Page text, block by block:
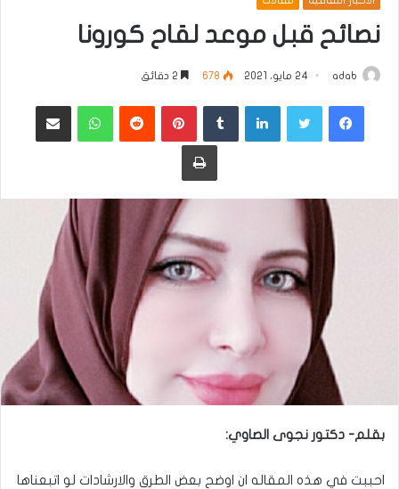
نصائح قبل موعد لقاح كورونا
adab 24 مايو، 2021 678
فيسبوكتويتر لينكدإن ‏Tumblr بينتيريست
‏Reddit واتساب مشاركة عبر البريد
طباعة
بقلم- دكتور نجوى الصاوي:
احببت في هذه المقاله ان اوضح بعض الطرق والارشادات لو اتبعناها